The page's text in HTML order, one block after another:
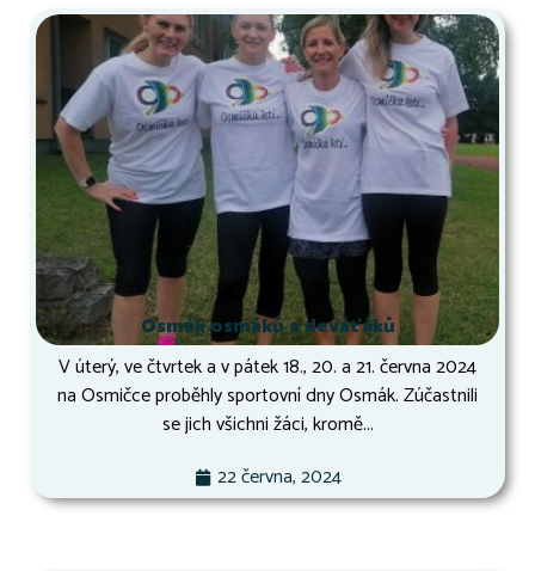
Osmák osmáků a deváťáků
V úterý, ve čtvrtek a v pátek 18., 20. a 21. června 2024
na Osmičce proběhly sportovní dny Osmák. Zúčastnili
se jich všichni žáci, kromě...
22 června, 2024